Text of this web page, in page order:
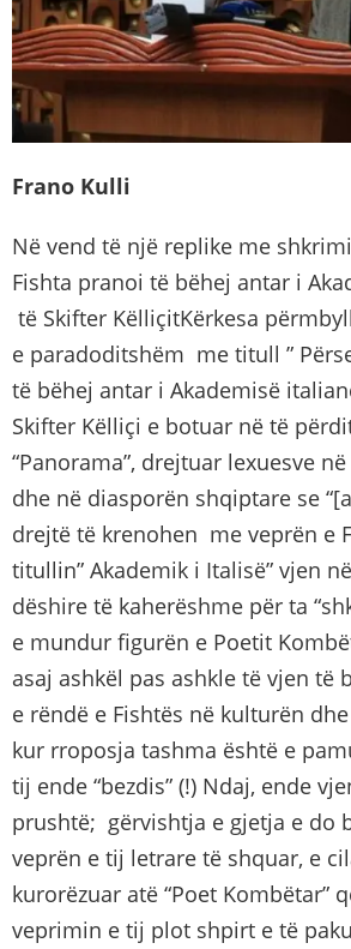
Frano Kulli
Në vend të një replike me
Fishta pranoi të bëhej antar i
të Skifter KëlliçitKërkesa
e paradoditshëm me titull ”
të bëhej antar i Akademisë
Skifter Këlliçi e botuar në të
“Panorama”, drejtuar lexuesve
dhe në diasporën shqiptare se
drejtë të krenohen me veprën e
titullin” Akademik i Italisë” vjen
dëshire të kaherëshme për ta
e mundur figurën e Poetit
asaj ashkël pas ashkle të vjen të
e rëndë e Fishtës në kulturën
kur rroposja tashma është e
tij ende “bezdis” (!) Ndaj, ende
prushtë; gërvishtja e gjetja e do
veprën e tij letrare të shquar, e
kurorëzuar atë “Poet Kombëtar”
veprimin e tij plot shpirt e të